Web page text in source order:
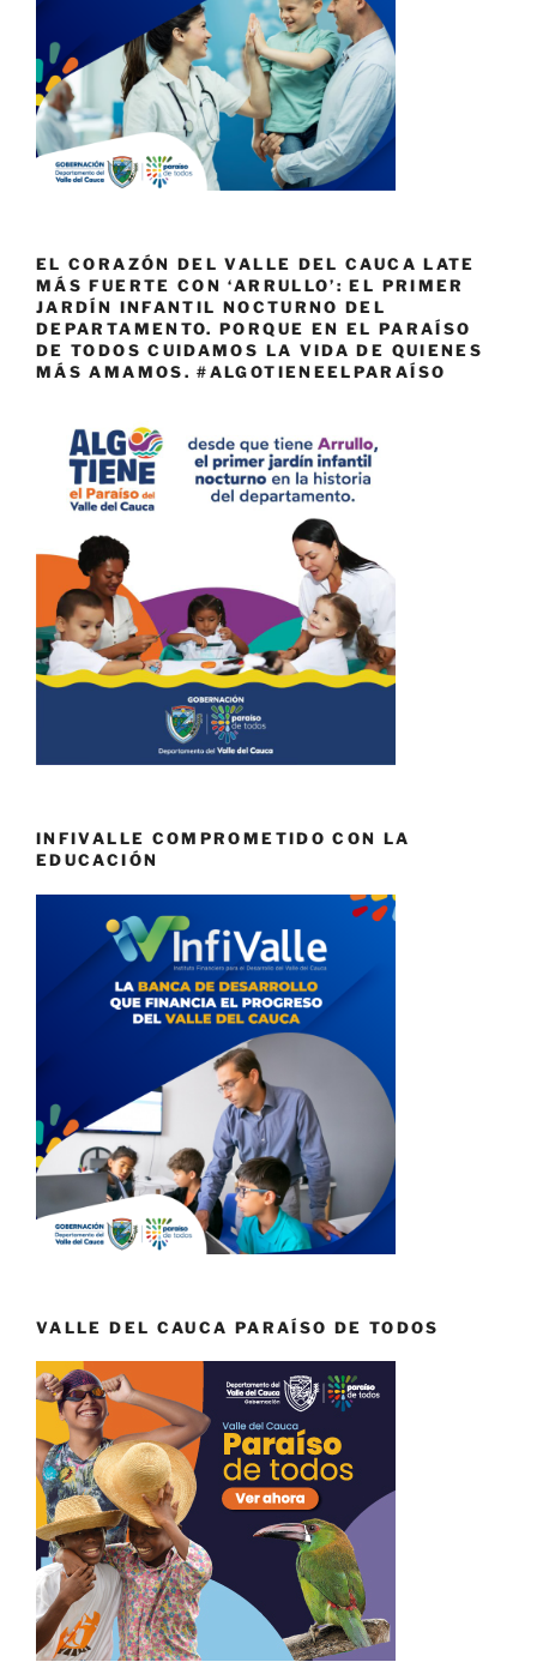
EL CORAZÓN DEL VALLE DEL CAUCA LATE
MÁS FUERTE CON ‘ARRULLO’: EL PRIMER
JARDÍN INFANTIL NOCTURNO DEL
DEPARTAMENTO. PORQUE EN EL PARAÍSO
DE TODOS CUIDAMOS LA VIDA DE QUIENES
MÁS AMAMOS. #ALGOTIENEELPARAÍSO
INFIVALLE COMPROMETIDO CON LA
EDUCACIÓN
VALLE DEL CAUCA PARAÍSO DE TODOS